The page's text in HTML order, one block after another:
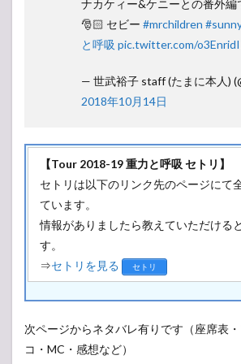
ナカケィー&ケニーとの番外編
🎅🏻 セビー #mrchildren
と呼吸 pic.twitter.com/
— 世武裕子 staff (たまに本人)
2018年10月14日
【Tour 2018-19 重力と呼吸 セトリ】
セトリは以下のリンク先のページにて
ています。
情報がありましたら教えていただける
す。
⇒セトリを見る セトリ
次ページからネタバレ有りです（座席表
コ・MC・感想など）